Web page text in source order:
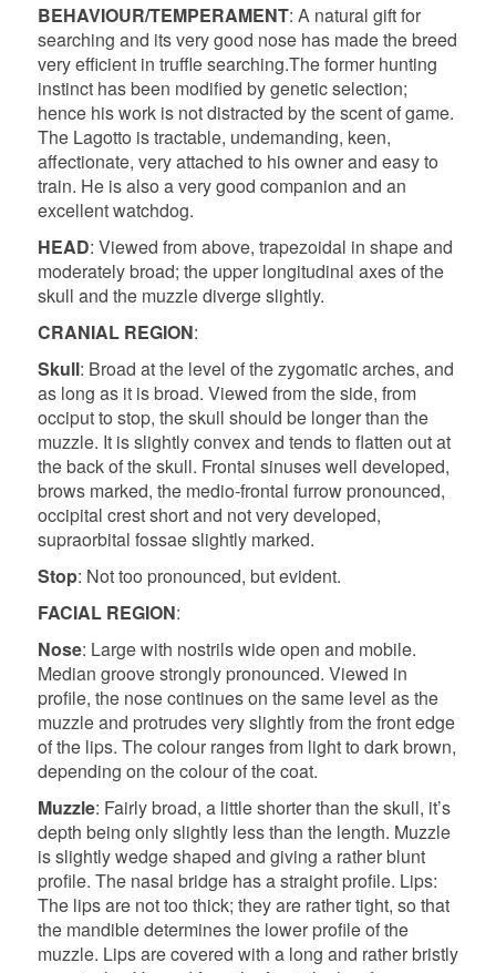
BEHAVIOUR/TEMPERAMENT: A natural gift for
searching and its very good nose has made the breed
very efficient in truffle searching.The former hunting
instinct has been modified by genetic selection;
hence his work is not distracted by the scent of game.
The Lagotto is tractable, undemanding, keen,
affectionate, very attached to his owner and easy to
train. He is also a very good companion and an
excellent watchdog.
HEAD: Viewed from above, trapezoidal in shape and
moderately broad; the upper longitudinal axes of the
skull and the muzzle diverge slightly.
CRANIAL REGION:
Skull: Broad at the level of the zygomatic arches, and
as long as it is broad. Viewed from the side, from
occiput to stop, the skull should be longer than the
muzzle. It is slightly convex and tends to flatten out at
the back of the skull. Frontal sinuses well developed,
brows marked, the medio-frontal furrow pronounced,
occipital crest short and not very developed,
supraorbital fossae slightly marked.
Stop: Not too pronounced, but evident.
FACIAL REGION:
Nose: Large with nostrils wide open and mobile.
Median groove strongly pronounced. Viewed in
profile, the nose continues on the same level as the
muzzle and protrudes very slightly from the front edge
of the lips. The colour ranges from light to dark brown,
depending on the colour of the coat.
Muzzle: Fairly broad, a little shorter than the skull, it’s
depth being only slightly less than the length. Muzzle
is slightly wedge shaped and giving a rather blunt
profile. The nasal bridge has a straight profile. Lips:
The lips are not too thick; they are rather tight, so that
the mandible determines the lower profile of the
muzzle. Lips are covered with a long and rather bristly